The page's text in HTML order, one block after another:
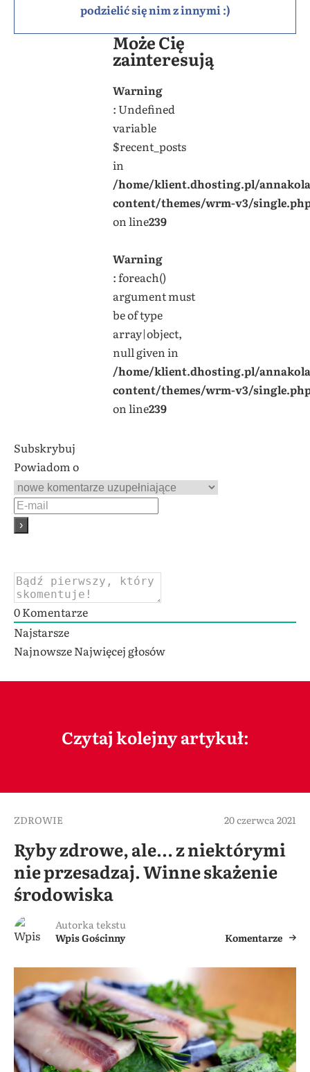
podzielić się nim z innymi :)
Może Cię
zainteresują
Warning
: Undefined
variable
$recent_posts
in
/home/klient.dhosting.pl/
content/themes/wrm-v3/
on line239
Warning
: foreach()
argument must
be of type
array|object,
null given in
/home/klient.dhosting.pl/
content/themes/wrm-v3/
on line239
Subskrybuj
Powiadom o
0Komentarze
Najstarsze
NajnowszeNajwięcej głosów
Czytaj kolejny artykuł:
ZDROWIE 20 czerwca 2021
Ryby zdrowe, ale… z niektórymi
nie przesadzaj. Winne skażenie
środowiska
Autorka tekstu
Wpis Gościnny
Komentarze